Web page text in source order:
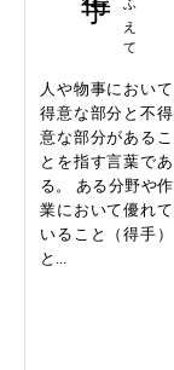
人や物事において
得意な部分と不得
意な部分があるこ
とを指す言葉であ
る。 ある分野や作
業において優れて
いること（得手）
と...